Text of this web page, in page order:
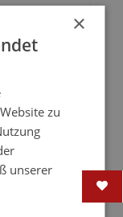
aus
und
Sie die
bei
und
die Ruhe
sowie
und
×
zu
unserer